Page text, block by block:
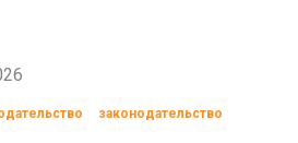
законодательство